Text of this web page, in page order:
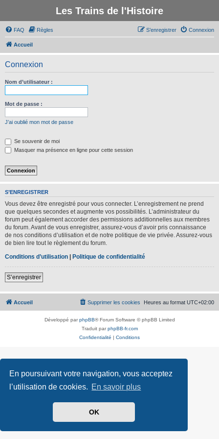
En poursuivant votre navigation, vous acceptez
l’utilisation de cookies. En savoir plus
OK
Les Trains de l'Histoire
FAQ Règles Connexion
S’enregistrer
Accueil
Connexion
Nom d’utilisateur :
Mot de passe :
J’ai oublié mon mot de passe
Se souvenir de moi
Masquer ma présence en ligne pour cette session
S’ENREGISTRER
Vous devez être enregistré pour vous connecter. L’enregistrement ne prend
que quelques secondes et augmente vos possibilités. L’administrateur du
forum peut également accorder des permissions additionnelles aux membres
du forum. Avant de vous enregistrer, assurez-vous d’avoir pris connaissance
de nos conditions d’utilisation et de notre politique de vie privée. Assurez-vous
de bien lire tout le règlement du forum.
Conditions d’utilisation | Politique de confidentialité
S’enregistrer
Accueil Heures au format UTC+02:00
Supprimer les cookies
Développé parphpBB® Forum Software © phpBB Limited
Traduit parphpBB-fr.com
Confidentialité | Conditions